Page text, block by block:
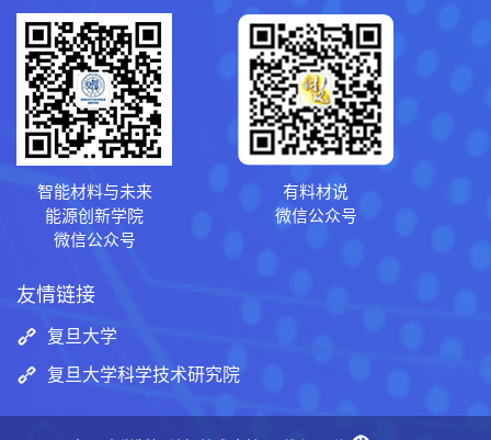
智能材料与未来
能源创新学院
微信公众号
有料材说
微信公众号
友情链接
复旦大学
复旦大学科学技术研究院